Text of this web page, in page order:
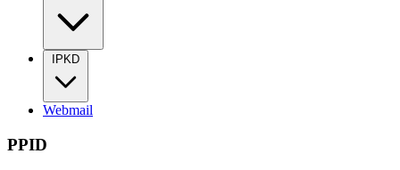
IPKD
Webmail
PPID